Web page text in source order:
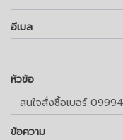
อีเมล
หัวข้อ
ข้อความ